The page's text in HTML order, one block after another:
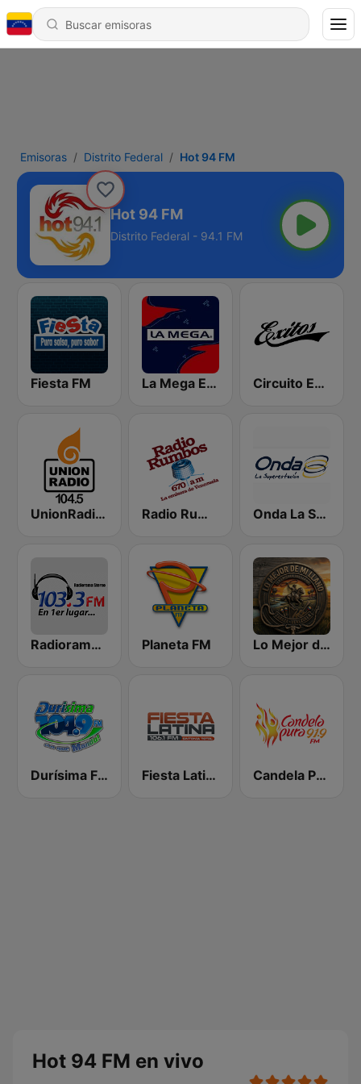
Emisoras Distrito Federal Hot 94 FM
Hot 94 FM
Distrito Federal - 94.1 FM
Fiesta FM La Mega Estación Circuito Exitos 99.9 FM
UnionRadio 104.5 Radio Rumbos Onda La Superestación
Radiorama Stereo Planeta FM Lo Mejor de Mi Llano
Durísima FM Fiesta Latina 106.1 FM Candela Pura
Hot 94 FM en vivo